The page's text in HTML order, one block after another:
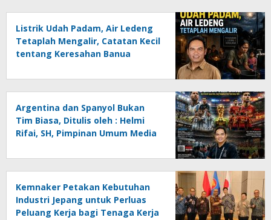
Listrik Udah Padam, Air Ledeng
Tetaplah Mengalir, Catatan Kecil
tentang Keresahan Banua
Ancaman Lingkungan, Oleh :
Helmi Rifai, SH
Argentina dan Spanyol Bukan
Tim Biasa, Ditulis oleh : Helmi
Rifai, SH, Pimpinan Umum Media
Kemnaker Petakan Kebutuhan
Industri Jepang untuk Perluas
Peluang Kerja bagi Tenaga Kerja